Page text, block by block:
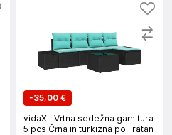
-35,00 €
vidaXL Vrtna sedežna garnitura
5 pcs Črna in turkizna poli ratan